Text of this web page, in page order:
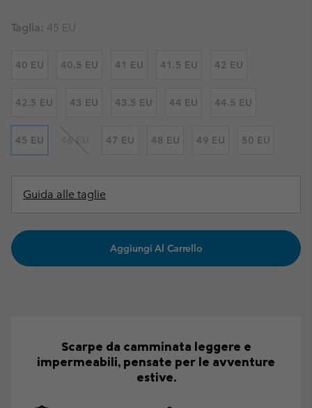
Taglia: 45 EU
40 EU 40.5 EU 41 EU 41.5 EU 42 EU
42.5 EU 43 EU 43.5 EU 44 EU 44.5 EU
45 EU 46 EU 47 EU 48 EU 49 EU 50 EU
Guida alle taglie
Aggiungi Al Carrello
Scarpe da camminata leggere e
impermeabili, pensate per le avventure
estive.